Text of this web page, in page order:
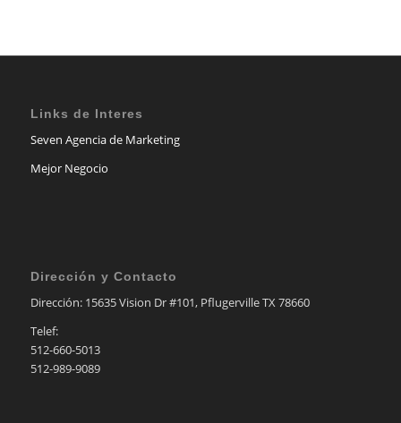
Links de Interes
Seven Agencia de Marketing
Mejor Negocio
Dirección y Contacto
Dirección: 15635 Vision Dr #101, Pflugerville TX 78660
Telef:
512-660-5013
512-989-9089